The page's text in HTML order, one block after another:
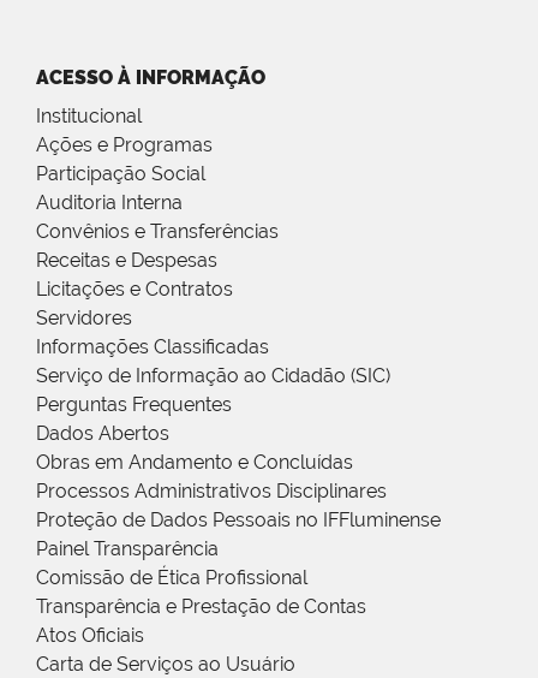
ACESSO À INFORMAÇÃO
Institucional
Ações e Programas
Participação Social
Auditoria Interna
Convênios e Transferências
Receitas e Despesas
Licitações e Contratos
Servidores
Informações Classificadas
Serviço de Informação ao Cidadão (SIC)
Perguntas Frequentes
Dados Abertos
Obras em Andamento e Concluídas
Processos Administrativos Disciplinares
Proteção de Dados Pessoais no IFFluminense
Painel Transparência
Comissão de Ética Profissional
Transparência e Prestação de Contas
Atos Oficiais
Carta de Serviços ao Usuário